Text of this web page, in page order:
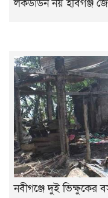
লকডাউন নয় হবিগঞ্জ
নবীগঞ্জে দুই ভিক্ষুকের